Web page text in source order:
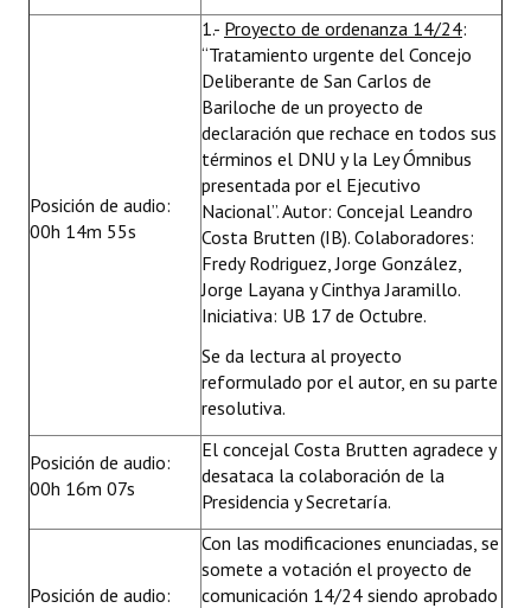
Posición de audio:
00h 14m 55s
1.- Proyecto de ordenanza 14/24:
“Tratamiento urgente del Concejo
Deliberante de San Carlos de
Bariloche de un proyecto de
declaración que rechace en todos sus
términos el DNU y la Ley Ómnibus
presentada por el Ejecutivo
Nacional”. Autor: Concejal Leandro
Costa Brutten (IB). Colaboradores:
Fredy Rodriguez, Jorge González,
Jorge Layana y Cinthya Jaramillo.
Iniciativa: UB 17 de Octubre.
Se da lectura al proyecto
reformulado por el autor, en su parte
resolutiva.
Posición de audio:
00h 16m 07s
El concejal Costa Brutten agradece y
desataca la colaboración de la
Presidencia y Secretaría.
Posición de audio:
Con las modificaciones enunciadas, se
somete a votación el proyecto de
comunicación 14/24 siendo aprobado